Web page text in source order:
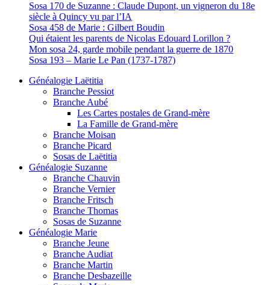
Sosa 170 de Suzanne : Claude Dupont, un vigneron du 18e
siècle à Quincy vu par l’IA
Sosa 458 de Marie : Gilbert Boudin
Qui étaient les parents de Nicolas Edouard Lorillon ?
Mon sosa 24, garde mobile pendant la guerre de 1870
Sosa 193 – Marie Le Pan (1737-1787)
Généalogie Laëtitia
Branche Pessiot
Branche Aubé
Les Cartes postales de Grand-mère
La Famille de Grand-mère
Branche Moisan
Branche Picard
Sosas de Laëtitia
Généalogie Suzanne
Branche Chauvin
Branche Vernier
Branche Fritsch
Branche Thomas
Sosas de Suzanne
Généalogie Marie
Branche Jeune
Branche Audiat
Branche Martin
Branche Desbazeille